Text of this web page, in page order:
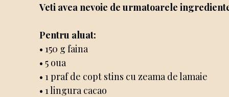
Veti avea nevoie de urmatoarele
Pentru aluat:
• 150 g faina
• 5 oua
• 1 praf de copt stins cu zeama de lamaie
• 1 lingura cacao